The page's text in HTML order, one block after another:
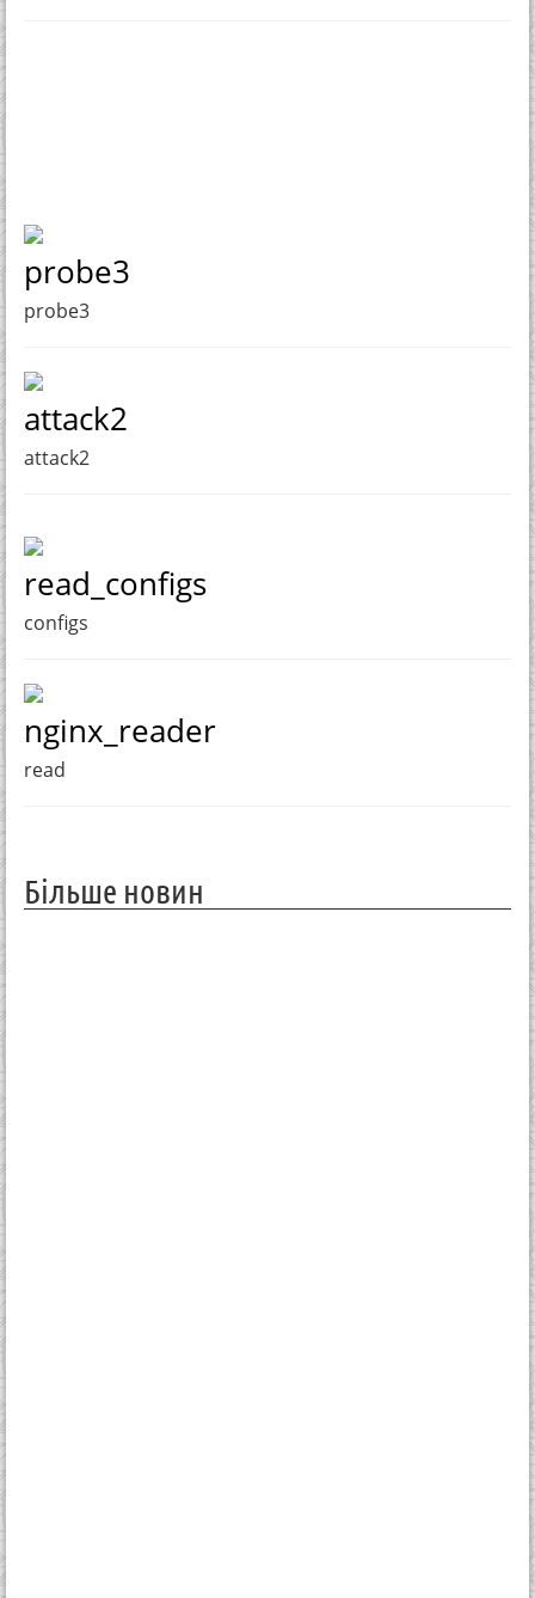
probe3
probe3
attack2
attack2
read_configs
configs
nginx_reader
read
Більше новин